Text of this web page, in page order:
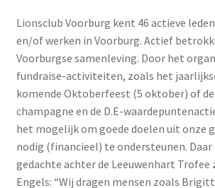
Lionsclub Voorburg kent 46 actieve
en/of werken in Voorburg. Actief
Voorburgse samenleving. Door het
fundraise-activiteiten, zoals het
komende Oktoberfeest (5 oktober) of
champagne en de D.E-
het mogelijk om goede doelen uit onze
nodig (financieel) te ondersteunen.
gedachte achter de Leeuwenhart Trofee
Engels: “Wij dragen mensen zoals